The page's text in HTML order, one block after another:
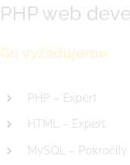
PHP web
Čo vyžadujeme:
PHP – Expert
HTML – Expert
MySQL – Pokročilý